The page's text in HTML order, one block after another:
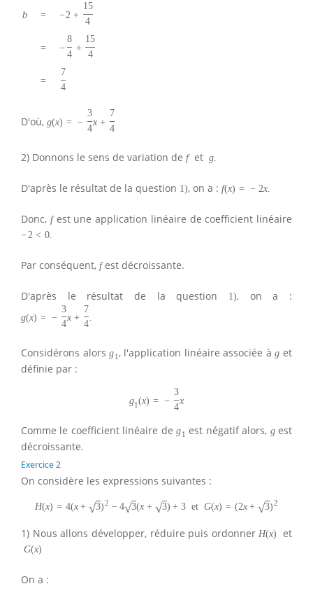
b = − 2 +
15
4
= −
8
4
+
15
4
=
7
4
D'où, g(x) = −
3
4
x +
7
4
2) Donnons le sens de variation de f et g
D'après le résultat de la question 1), on a : f(x) = − 2x.
Donc, fest une application linéaire de coefficient linéaire
− 2 < 0.
Par conséquent, fest décroissante.
D'après le résultat de la question 1), on a :
g(x) = −
3
4
x +
7
4
.
Considérons alorsg1, l'application linéaire associée àg et
définie par :
g1(x) = −
3
4
x
Comme le coefficient linéaire deg1 est négatif alors, gest
décroissante.
Exercice 2
On considère les expressions suivantes :
H(x) = 4(x + √3)2 − 4√3(x + √3) + 3 et G(x) = (2x + √3)2
1) Nous allons développer, réduire puis ordonnerH(x) et
G(x)
On a :